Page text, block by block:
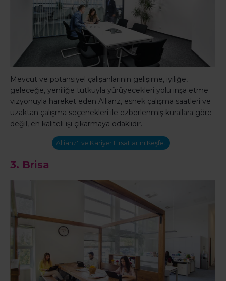
Mevcut ve potansiyel çalışanlarının gelişime, iyiliğe,
geleceğe, yeniliğe tutkuyla yürüyecekleri yolu inşa etme
vizyonuyla hareket eden Allianz, esnek çalışma saatleri ve
uzaktan çalışma seçenekleri ile ezberlenmiş kurallara göre
değil, en kaliteli işi çıkarmaya odaklıdır.
Allianz'ı ve Kariyer Fırsatlarını Keşfet
3. Brisa